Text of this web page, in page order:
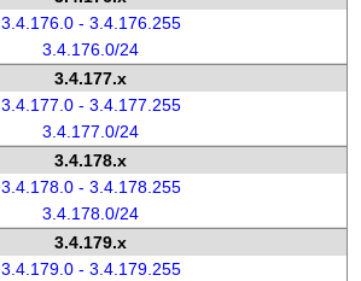
3.4.176.0 - 3.4.176.255
3.4.176.0/24
3.4.177.x
3.4.177.0 - 3.4.177.255
3.4.177.0/24
3.4.178.x
3.4.178.0 - 3.4.178.255
3.4.178.0/24
3.4.179.x
3.4.179.0 - 3.4.179.255